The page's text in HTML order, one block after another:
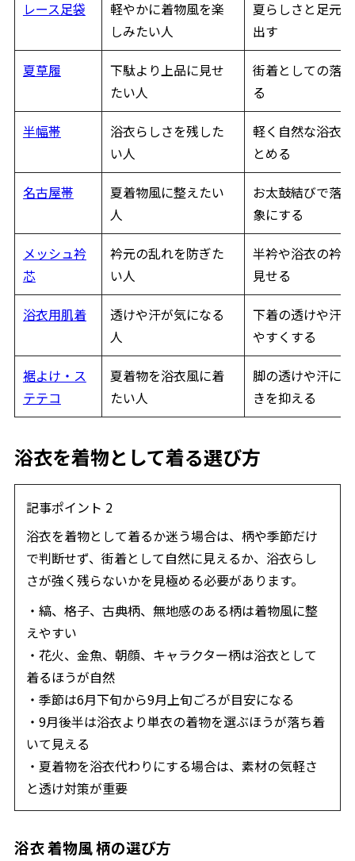
レース足袋
軽やかに着物風を楽
しみたい人
夏らしさと足元
出す
夏草履
下駄より上品に見せ
たい人
街着としての落
る
半幅帯
浴衣らしさを残した
い人
軽く自然な浴衣
とめる
名古屋帯
夏着物風に整えたい
人
お太鼓結びで落
象にする
メッシュ衿
芯
衿元の乱れを防ぎた
い人
半衿や浴衣の衿
見せる
浴衣用肌着
透けや汗が気になる
人
下着の透けや汗
やすくする
裾よけ・ス
テテコ
夏着物を浴衣風に着
たい人
脚の透けや汗に
きを抑える
浴衣を着物として着る選び方
記事ポイント 2
浴衣を着物として着るか迷う場合は、柄や季節だけ
で判断せず、街着として自然に見えるか、浴衣らし
さが強く残らないかを見極める必要があります。
・縞、格子、古典柄、無地感のある柄は着物風に整
えやすい
・花火、金魚、朝顔、キャラクター柄は浴衣として
着るほうが自然
・季節は6月下旬から9月上旬ごろが目安になる
・9月後半は浴衣より単衣の着物を選ぶほうが落ち着
いて見える
・夏着物を浴衣代わりにする場合は、素材の気軽さ
と透け対策が重要
浴衣 着物風 柄の選び方